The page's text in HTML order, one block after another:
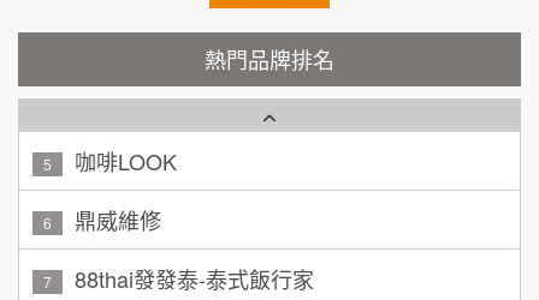
熱門品牌排名
秉宏小米甜甜圈
4 潮鍋癮
5 咖啡LOOK
6 鼎威維修
7 88thai發發泰-泰式飯行家
加盟預算 100萬 ~ 200萬
廖 先生/小姐 高雄市
加盟預算 200萬~300萬
黃 先生/小姐 台北市
加盟預算